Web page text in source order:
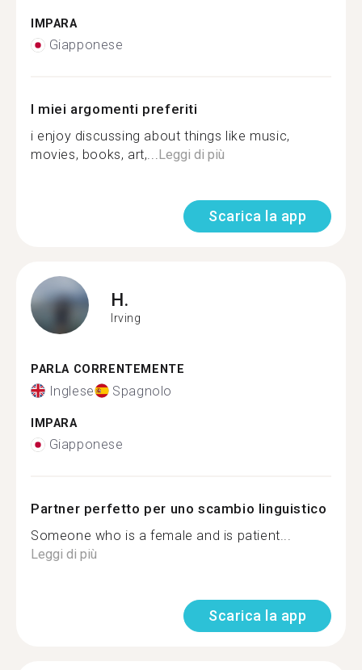
IMPARA
Giapponese
I miei argomenti preferiti
i enjoy discussing about things like music,
movies, books, art,...Leggi di più
Scarica la app
H.
Irving
PARLA CORRENTEMENTE
Inglese Spagnolo
IMPARA
Giapponese
Partner perfetto per uno scambio linguistico
Someone who is a female and is patient...
Leggi di più
Scarica la app